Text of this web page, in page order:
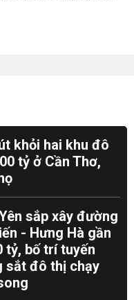
khỏi hai khu đô
tỷ ở Cần Thơ,
sắp xây đường
- Hưng Hà gần
tỷ, bố trí tuyến
sắt đô thị chạy